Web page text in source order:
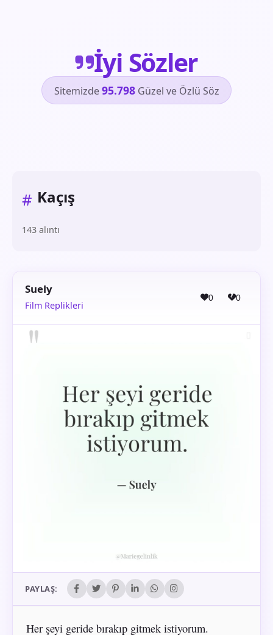
İyi Sözler
Sitemizde95.798Güzel ve Özlü Söz
# Kaçış
143 alıntı
Suely
Film Replikleri
0 0
PAYLAŞ:
Her şeyi geride bırakıp gitmek istiyorum.